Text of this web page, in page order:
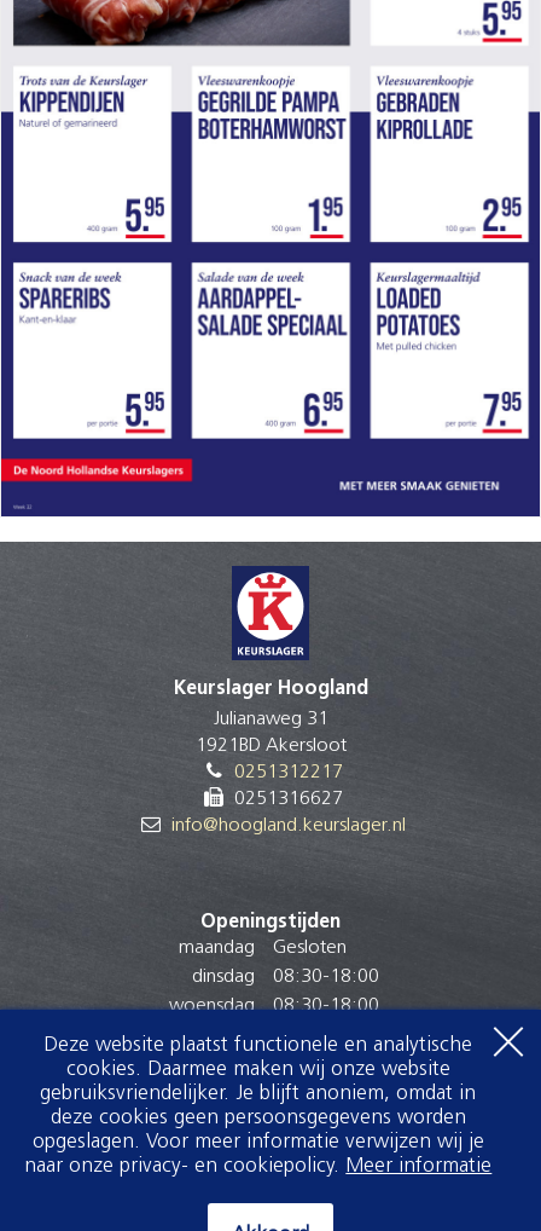
Keurslager Hoogland
Julianaweg 31
1921BD Akersloot
0251312217
0251316627
info@hoogland.keurslager.nl
Openingstijden
maandag
Gesloten
dinsdag
08:30-18:00
woensdag
08:30-18:00
donderdag
08:30 -
vrijdag
08:30- 18:00
zaterdag
08:00-16:00
zondag
Gesloten
Deze website plaatst functionele en analytische
cookies. Daarmee maken wij onze website
gebruiksvriendelijker. Je blijft anoniem, omdat in
deze cookies geen persoonsgegevens worden
opgeslagen. Voor meer informatie verwijzen wij je
naar onze privacy- en cookiepolicy. Meer informatie